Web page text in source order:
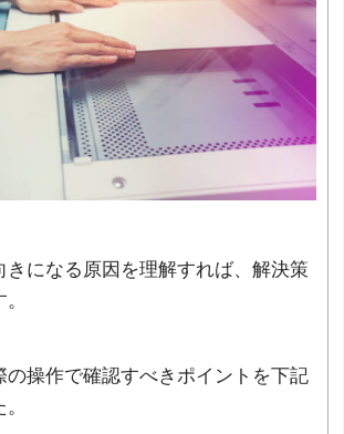
きになる原因を理解すれば、解決策
の操作で確認すべきポイントを下記